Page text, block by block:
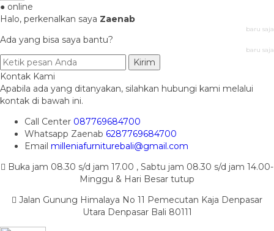
● online
Halo, perkenalkan saya Zaenab
baru saja
Ada yang bisa saya bantu?
baru saja
Kirim
Kontak Kami
Apabila ada yang ditanyakan, silahkan hubungi kami melalui
kontak di bawah ini.
Call Center 087769684700
Whatsapp Zaenab 6287769684700
Email milleniafurniturebali@gmail.com
Buka jam 08.30 s/d jam 17.00 , Sabtu jam 08.30 s/d jam 14.00-
Minggu & Hari Besar tutup
Jalan Gunung Himalaya No 11 Pemecutan Kaja Denpasar
Utara Denpasar Bali 80111